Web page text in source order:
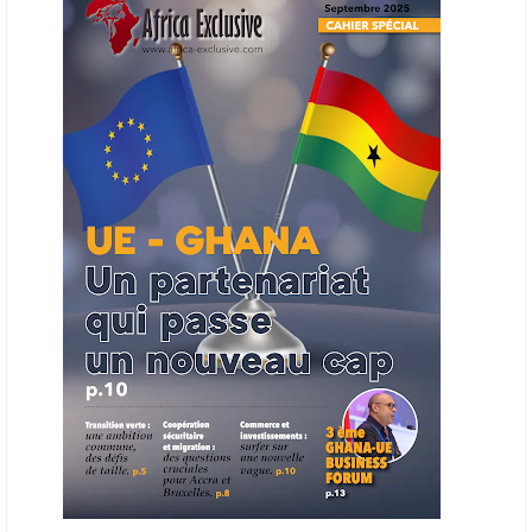
entreprises du continent dans les marchés du secteur énergétique.
Cet outil permettra de recenser les entreprises africaines opérant dans
la chaîne de valeur énergétique et de publier des appels d’offres
ouverts en priorité aux sociétés du continent. Le projet est en phase
finale de développement et devrait aboutir, d’ici fin 2026 ou début
2027, à un bulletin africain des appels d’offres dans le secteur de
l’énergie.
06/06/26 AFRICA FINANCE CORPORATION
Cette semaine, Africa Finance Corporation (AFC) a annoncé avoir
bouclé un prêt syndiqué de 2 milliards de dollars, la plus importante
levée de son histoire. Initialement calibrée à 1,6 milliard, l'opération a
été relevée de 400 millions face à l'afflux des souscriptions de
banques internationales. Plus du tiers des fonds proviennent
d'institutions financières asiatiques, à parts égales avec l'Europe.
L'Asie-Pacifique et l'Europe pèsent chacune 35 % du tour de table,
devant le Moyen-Orient (25 %) et l'Afrique (5 %), selon le communiqué
de l'institution panafricaine, qui compte 48 pays membres.
ECHANGES AFRIQUE - UE